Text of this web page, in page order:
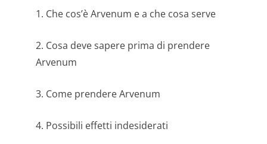
1. Che cos’è Arvenum e a che cosa serve
2. Cosa deve sapere prima di prendere
Arvenum
3. Come prendere Arvenum
4. Possibili effetti indesiderati